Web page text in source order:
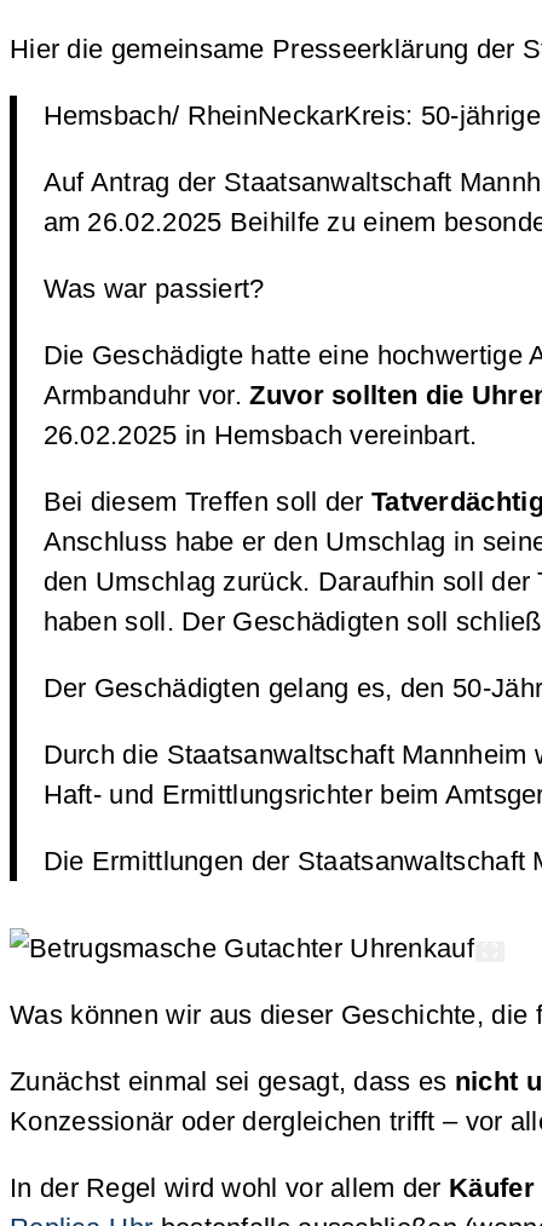
Hier die gemeinsame Presseerklärung der
Hemsbach/ RheinNeckarKreis: 50-
Auf Antrag der Staatsanwaltschaft
am 26.02.2025 Beihilfe zu einem
Was war passiert?
Die Geschädigte hatte eine hochwertige
Armbanduhr vor.Zuvor sollten die
26.02.2025 in Hemsbach vereinbart.
Bei diesem Treffen soll der
Anschluss habe er den Umschlag in
den Umschlag zurück. Daraufhin soll
haben soll. Der Geschädigten soll
Der Geschädigten gelang es, den 50-
Durch die Staatsanwaltschaft
Haft- und Ermittlungsrichter beim
Die Ermittlungen der Staatsanwaltschaft
Was können wir aus dieser Geschichte,
Zunächst einmal sei gesagt, dass es nicht
Konzessionär oder dergleichen trifft – vor
In der Regel wird wohl vor allem der Käufer